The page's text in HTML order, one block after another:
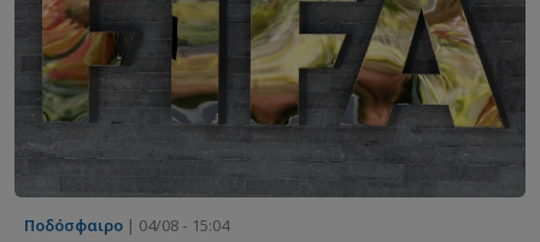
Ποδόσφαιρο | 04/08 - 15:04